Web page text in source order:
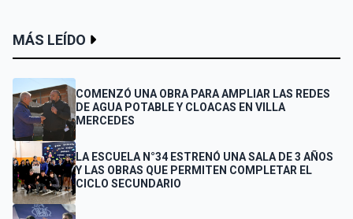
MÁS LEÍDO
COMENZÓ UNA OBRA PARA AMPLIAR LAS REDES
DE AGUA POTABLE Y CLOACAS EN VILLA
MERCEDES
LA ESCUELA N°34 ESTRENÓ UNA SALA DE 3 AÑOS
Y LAS OBRAS QUE PERMITEN COMPLETAR EL
CICLO SECUNDARIO